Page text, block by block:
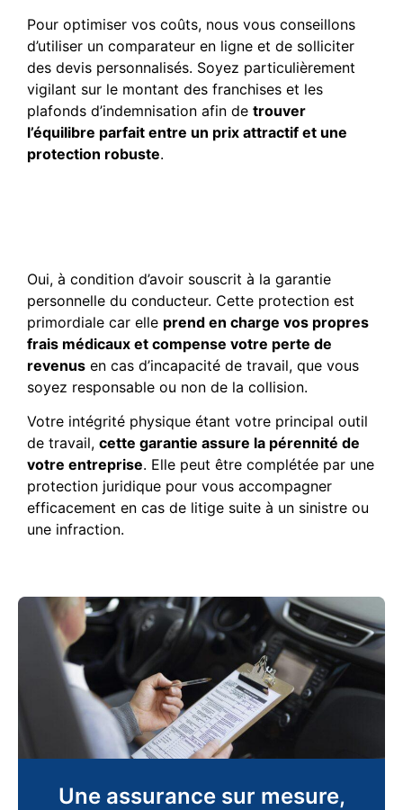
Pour optimiser vos coûts, nous vous conseillons
d’utiliser un comparateur en ligne et de solliciter
des devis personnalisés. Soyez particulièrement
vigilant sur le montant des franchises et les
plafonds d’indemnisation afin de trouver
l’équilibre parfait entre un prix attractif et une
protection robuste.
Oui, à condition d’avoir souscrit à la garantie
personnelle du conducteur. Cette protection est
primordiale car elle prend en charge vos propres
frais médicaux et compense votre perte de
revenus en cas d’incapacité de travail, que vous
soyez responsable ou non de la collision.
Votre intégrité physique étant votre principal outil
de travail, cette garantie assure la pérennité de
votre entreprise. Elle peut être complétée par une
protection juridique pour vous accompagner
efficacement en cas de litige suite à un sinistre ou
une infraction.
Une assurance sur mesure,